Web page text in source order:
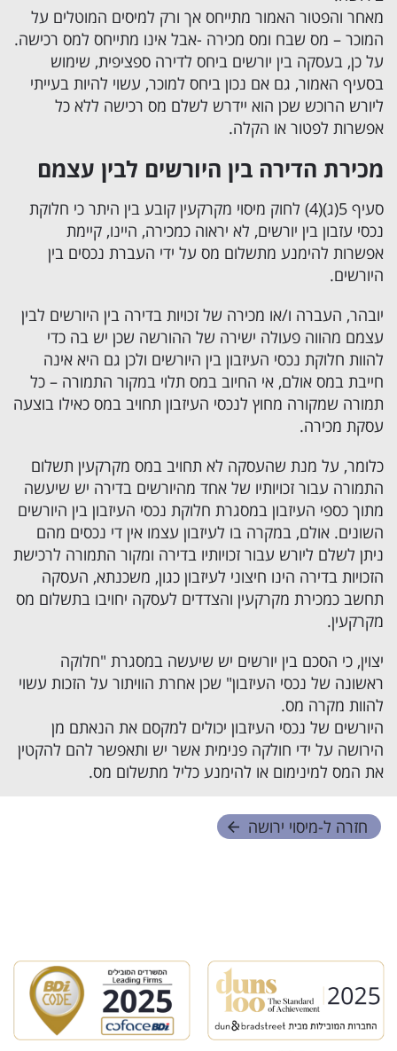
מאחר והפטור האמור מתייחס אך ורק למיסים המוטלים על
המוכר – מס שבח ומס מכירה -אבל אינו מתייחס למס רכישה.
על כן, בעסקה בין יורשים ביחס לדירה ספציפית, שימוש
בסעיף האמור, גם אם נכון ביחס למוכר, עשוי להיות בעייתי
ליורש הרוכש שכן הוא יידרש לשלם מס רכישה ללא כל
אפשרות לפטור או הקלה.
מכירת הדירה בין היורשים לבין עצמם
סעיף 5(ג)(4) לחוק מיסוי מקרקעין קובע בין היתר כי חלוקת
נכסי עזבון בין יורשים, לא יראוה כמכירה, היינו, קיימת
אפשרות להימנע מתשלום מס על ידי העברת נכסים בין
היורשים.
יובהר, העברה ו/או מכירה של זכויות בדירה בין היורשים לבין
עצמם מהווה פעולה ישירה של ההורשה שכן יש בה כדי
להוות חלוקת נכסי העיזבון בין היורשים ולכן גם היא אינה
חייבת במס אולם, אי החיוב במס תלוי במקור התמורה – כל
תמורה שמקורה מחוץ לנכסי העיזבון תחויב במס כאילו בוצעה
עסקת מכירה.
כלומר, על מנת שהעסקה לא תחויב במס מקרקעין תשלום
התמורה עבור זכויותיו של אחד מהיורשים בדירה יש שיעשה
מתוך כספי העיזבון במסגרת חלוקת נכסי העיזבון בין היורשים
השונים. אולם, במקרה בו לעיזבון עצמו אין די נכסים מהם
ניתן לשלם ליורש עבור זכויותיו בדירה ומקור התמורה לרכישת
הזכויות בדירה הינו חיצוני לעיזבון כגון, משכנתא, העסקה
תחשב כמכירת מקרקעין והצדדים לעסקה יחויבו בתשלום מס
מקרקעין.
יצוין, כי הסכם בין יורשים יש שיעשה במסגרת "חלוקה
ראשונה של נכסי העיזבון" שכן אחרת הוויתור על הזכות עשוי
להוות מקרה מס.
היורשים של נכסי העיזבון יכולים למקסם את הנאתם מן
הירושה על ידי חולקה פנימית אשר יש ותאפשר להם להקטין
את המס למינימום או להימנע כליל מתשלום מס.
חזרה ל-מיסוי ירושה